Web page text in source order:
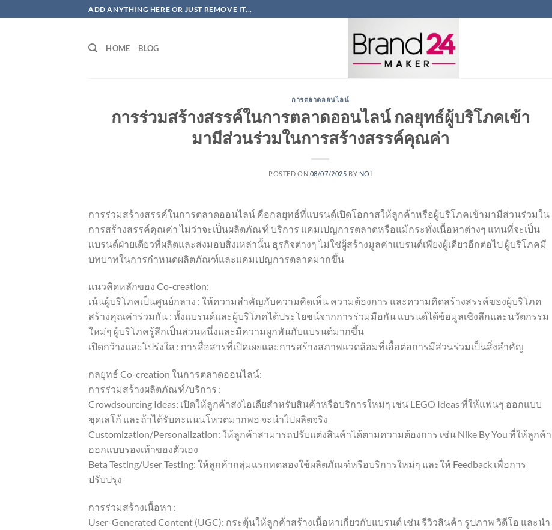
ไป
ADD ANYTHING HERE OR JUST REMOVE IT...
HOME BLOG
การตลาดออนไลน์
การร่วมสร้างสรรค์ในการตลาดออนไลน์ กลยุทธ์ผู้บริโภคเข้า
มามีส่วนร่วมในการสร้างสรรค์คุณค่า
POSTED ON 08/07/2025 BY NOI
การร่วมสร้างสรรค์ในการตลาดออนไลน์ คือกลยุทธ์ที่แบรนด์เปิดโอกาสให้ลูกค้าหรือผู้บริโภคเข้ามามีส่วนร่วมใน
การสร้างสรรค์คุณค่า ไม่ว่าจะเป็นผลิตภัณฑ์ บริการ แคมเปญการตลาดหรือแม้กระทั่งเนื้อหาต่างๆ แทนที่จะเป็น
แบรนด์ฝ่ายเดียวที่ผลิตและส่งมอบสิ่งเหล่านั้น ธุรกิจต่างๆ ไม่ใช่ผู้สร้างมูลค่าแบรนด์เพียงผู้เดียวอีกต่อไป ผู้บริโภคมี
บทบาทในการกำหนดผลิตภัณฑ์และแคมเปญการตลาดมากขึ้น
แนวคิดหลักของ Co-creation:
เน้นผู้บริโภคเป็นศูนย์กลาง : ให้ความสำคัญกับความคิดเห็น ความต้องการ และความคิดสร้างสรรค์ของผู้บริโภค
สร้างคุณค่าร่วมกัน : ทั้งแบรนด์และผู้บริโภคได้ประโยชน์จากการร่วมมือกัน แบรนด์ได้ข้อมูลเชิงลึกและนวัตกรรม
ใหม่ๆ ผู้บริโภครู้สึกเป็นส่วนหนึ่งและมีความผูกพันกับแบรนด์มากขึ้น
เปิดกว้างและโปร่งใส : การสื่อสารที่เปิดเผยและการสร้างสภาพแวดล้อมที่เอื้อต่อการมีส่วนร่วมเป็นสิ่งสำคัญ
กลยุทธ์ Co-creation ในการตลาดออนไลน์:
การร่วมสร้างผลิตภัณฑ์/บริการ :
Crowdsourcing Ideas: เปิดให้ลูกค้าส่งไอเดียสำหรับสินค้าหรือบริการใหม่ๆ เช่น LEGO Ideas ที่ให้แฟนๆ ออกแบบ
ชุดเลโก้ และถ้าได้รับคะแนนโหวตมากพอ จะนำไปผลิตจริง
Customization/Personalization: ให้ลูกค้าสามารถปรับแต่งสินค้าได้ตามความต้องการ เช่น Nike By You ที่ให้ลูกค้า
ออกแบบรองเท้าของตัวเอง
Beta Testing/User Testing: ให้ลูกค้ากลุ่มแรกทดลองใช้ผลิตภัณฑ์หรือบริการใหม่ๆ และให้ Feedback เพื่อการ
ปรับปรุง
การร่วมสร้างเนื้อหา :
User-Generated Content (UGC): กระตุ้นให้ลูกค้าสร้างเนื้อหาเกี่ยวกับแบรนด์ เช่น รีวิวสินค้า รูปภาพ วิดีโอ และนำ